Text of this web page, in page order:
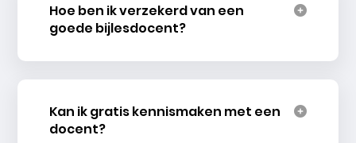
Hoe ben ik verzekerd van een
goede bijlesdocent?
Kan ik gratis kennismaken met een
docent?